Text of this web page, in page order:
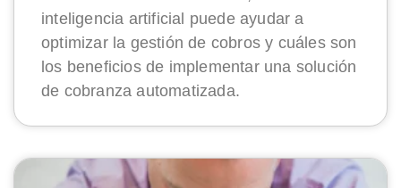
inteligencia artificial puede ayudar a
optimizar la gestión de cobros y cuáles son
los beneficios de implementar una solución
de cobranza automatizada.